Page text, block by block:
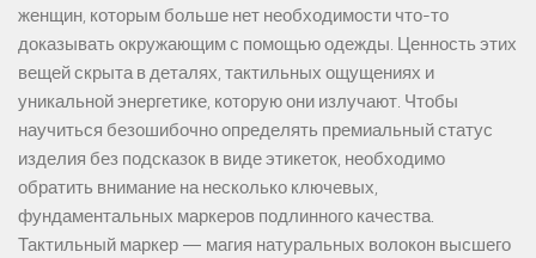
женщин, которым больше нет необходимости что-то
доказывать окружающим с помощью одежды. Ценность этих
вещей скрыта в деталях, тактильных ощущениях и
уникальной энергетике, которую они излучают. Чтобы
научиться безошибочно определять премиальный статус
изделия без подсказок в виде этикеток, необходимо
обратить внимание на несколько ключевых,
фундаментальных маркеров подлинного качества.
Тактильный маркер — магия натуральных волокон высшего